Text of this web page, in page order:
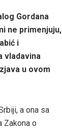
Gordana
ne primenjuju,
i
vladavina
u ovom
a ona sa
Zakona o